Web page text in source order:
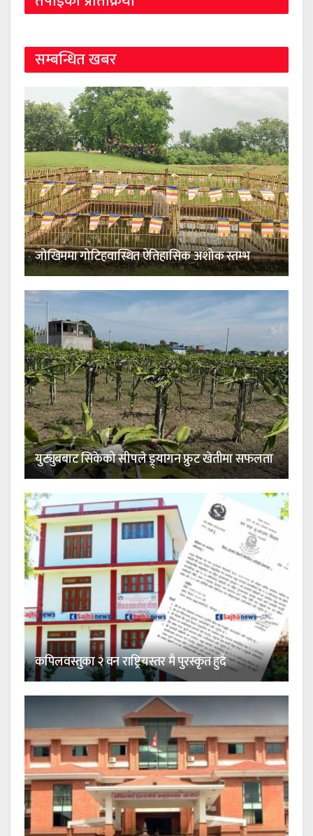
सम्बन्धित खबर
जोखिममा गोटिहवास्थित ऐतिहासिक अशोक स्तम्भ
युट्युबबाट सिकेको सीपले ड्र्यागन फ्रुट खेतीमा सफलता
कपिलवस्तुका २ वन राष्ट्रियस्तर मै पुरस्कृत हुदै